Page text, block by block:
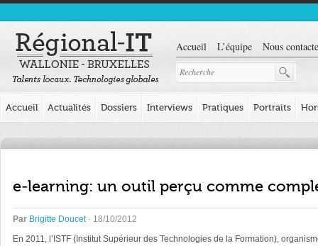
Accueil L’équipe Nous
Accueil Actualités Dossiers Interviews Pratiques Portraits
e-learning: un outil perçu comme
Par Brigitte Doucet· 18/10/2012
En 2011, l’ISTF (Institut Supérieur des Technologies de la Formation),